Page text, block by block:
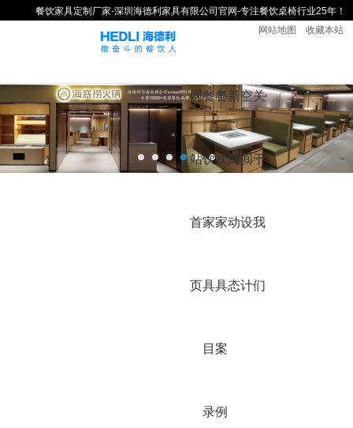
餐饮家具定制厂家-深圳海德利家具有限公司官网-专注餐饮桌椅行业25年！
收藏本站
网站地图
网
站
首
页
餐
饮
家
具
目
录
餐
饮
家
具
案
例
新
闻
动
态
空
间
设
计
关
于
我
们